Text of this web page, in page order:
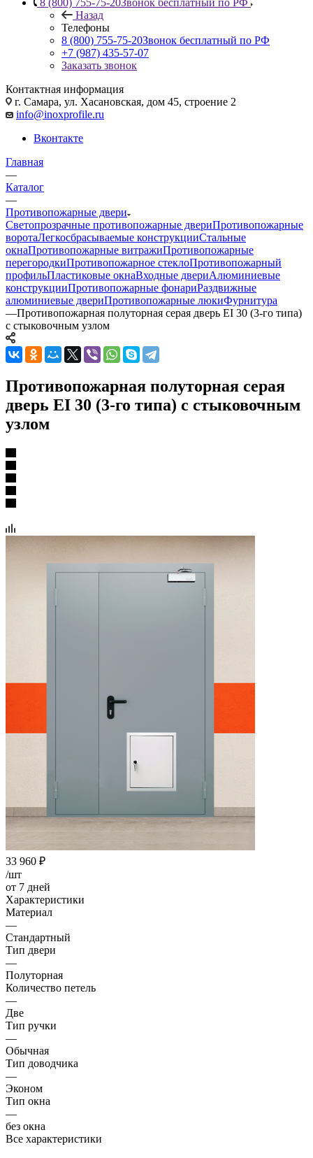
8 (800) 755-75-20Звонок бесплатный по РФ
Назад
Телефоны
8 (800) 755-75-20Звонок бесплатный по РФ
+7 (987) 435-57-07
Заказать звонок
Контактная информация
г. Самара, ул. Хасановская, дом 45, строение 2
info@inoxprofile.ru
Вконтакте
Главная
—
Каталог
—
Противопожарные двери
Светопрозрачные противопожарные двериПротивопожарные
воротаЛегкосбрасываемые конструкцииСтальные
окнаПротивопожарные витражиПротивопожарные
перегородкиПротивопожарное стеклоПротивопожарный
профильПластиковые окнаВходные двериАлюминиевые
конструкцииПротивопожарные фонариРаздвижные
алюминиевые двериПротивопожарные люкиФурнитура
—Противопожарная полуторная серая дверь EI 30 (3-го типа)
с стыковочным узлом
Противопожарная полуторная серая
дверь EI 30 (3-го типа) с стыковочным
узлом
33 960 ₽
/шт
от 7 дней
Характеристики
Материал
—
Стандартный
Тип двери
—
Полуторная
Количество петель
—
Две
Тип ручки
—
Обычная
Тип доводчика
—
Эконом
Тип окна
—
без окна
Все характеристики